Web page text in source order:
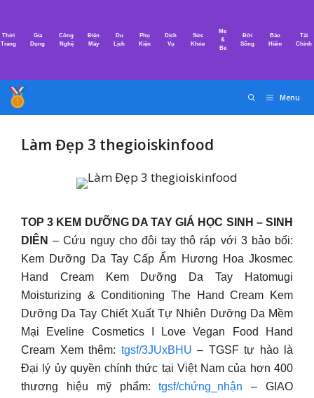
nội
Thời
Trang
Gia
Dụng
Công
Nghệ
Điện
Máy
Du
Lịch
Phụ
Kiện
Dịch
Vụ
Sức
Khỏe
Mẹ
&
Bé
Đời
Sống
Bảo
Hiểm
Tài
Chính
Menu
Làm Đẹp 3 thegioiskinfood
TOP 3 KEM DƯỠNG DA TAY GIÁ HỌC SINH – SINH
DIÊN – Cứu nguy cho đôi tay thô ráp với 3 bảo bối:
Kem Dưỡng Da Tay Cấp Ẩm Hương Hoa Jkosmec
Hand Cream Kem Dưỡng Da Tay Hatomugi
Moisturizing & Conditioning The Hand Cream Kem
Dưỡng Da Tay Chiết Xuất Tự Nhiên Dưỡng Da Mềm
Mại Eveline Cosmetics I Love Vegan Food Hand
Cream Xem thêm: tgsf/3JUxBHU – TGSF tự hào là
Đại lý ủy quyền chính thức tại Việt Nam của hơn 400
thương hiệu mỹ phẩm:tgsf/chứng_nhận – GIAO